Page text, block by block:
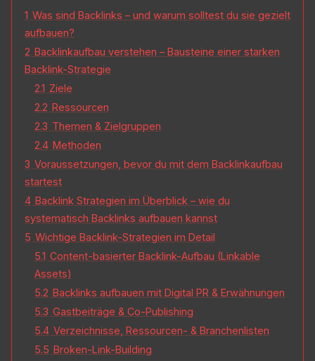
1 Was sind Backlinks – und warum solltest du sie gezielt
aufbauen?
2 Backlinkaufbau verstehen – Bausteine einer starken
Backlink-Strategie
2.1 Ziele
2.2 Ressourcen
2.3 Themen & Zielgruppen
2.4 Methoden
3 Voraussetzungen, bevor du mit dem Backlinkaufbau
startest
4 Backlink Strategien im Überblick – wie du
systematisch Backlinks aufbauen kannst
5 Wichtige Backlink-Strategien im Detail
5.1 Content-basierter Backlink-Aufbau (Linkable
Assets)
5.2 Backlinks aufbauen mit Digital PR & Erwähnungen
5.3 Gastbeiträge & Co-Publishing
5.4 Verzeichnisse, Ressourcen- & Branchenlisten
5.5 Broken-Link-Building